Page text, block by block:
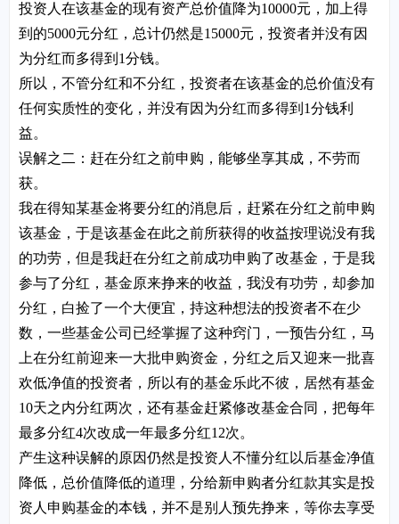
投资人在该基金的现有资产总价值降为10000元，加上得
到的5000元分红，总计仍然是15000元，投资者并没有因
为分红而多得到1分钱。
所以，不管分红和不分红，投资者在该基金的总价值没有
任何实质性的变化，并没有因为分红而多得到1分钱利
益。
误解之二：赶在分红之前申购，能够坐享其成，不劳而
获。
我在得知某基金将要分红的消息后，赶紧在分红之前申购
该基金，于是该基金在此之前所获得的收益按理说没有我
的功劳，但是我赶在分红之前成功申购了改基金，于是我
参与了分红，基金原来挣来的收益，我没有功劳，却参加
分红，白捡了一个大便宜，持这种想法的投资者不在少
数，一些基金公司已经掌握了这种窍门，一预告分红，马
上在分红前迎来一大批申购资金，分红之后又迎来一批喜
欢低净值的投资者，所以有的基金乐此不彼，居然有基金
10天之内分红两次，还有基金赶紧修改基金合同，把每年
最多分红4次改成一年最多分红12次。
产生这种误解的原因仍然是投资人不懂分红以后基金净值
降低，总价值降低的道理，分给新申购者分红款其实是投
资人申购基金的本钱，并不是别人预先挣来，等你去享受